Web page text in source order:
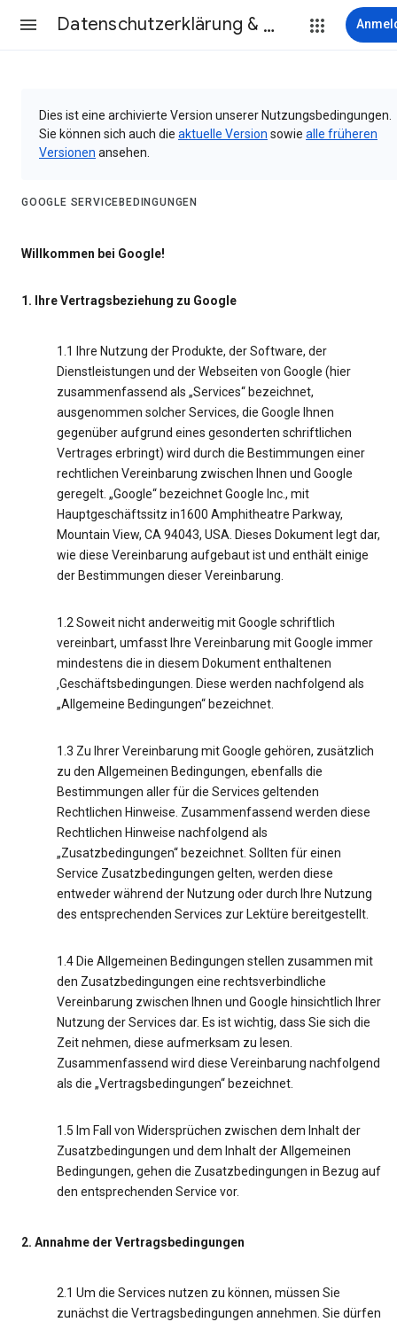
Datenschutzerklärung & Nutzungsbedingungen
Dies ist eine archivierte Version unserer Nutzungsbedingungen.
Sie können sich auch die aktuelle Version sowie alle früheren
Versionen ansehen.
GOOGLE SERVICEBEDINGUNGEN
Willkommen bei Google!
1. Ihre Vertragsbeziehung zu Google
1.1 Ihre Nutzung der Produkte, der Software, der
Dienstleistungen und der Webseiten von Google (hier
zusammenfassend als „Services“ bezeichnet,
ausgenommen solcher Services, die Google Ihnen
gegenüber aufgrund eines gesonderten schriftlichen
Vertrages erbringt) wird durch die Bestimmungen einer
rechtlichen Vereinbarung zwischen Ihnen und Google
geregelt. „Google“ bezeichnet Google Inc., mit
Hauptgeschäftssitz in1600 Amphitheatre Parkway,
Mountain View, CA 94043, USA. Dieses Dokument legt dar,
wie diese Vereinbarung aufgebaut ist und enthält einige
der Bestimmungen dieser Vereinbarung.
1.2 Soweit nicht anderweitig mit Google schriftlich
vereinbart, umfasst Ihre Vereinbarung mit Google immer
mindestens die in diesem Dokument enthaltenen
‚Geschäftsbedingungen. Diese werden nachfolgend als
„Allgemeine Bedingungen“ bezeichnet.
1.3 Zu Ihrer Vereinbarung mit Google gehören, zusätzlich
zu den Allgemeinen Bedingungen, ebenfalls die
Bestimmungen aller für die Services geltenden
Rechtlichen Hinweise. Zusammenfassend werden diese
Rechtlichen Hinweise nachfolgend als
„Zusatzbedingungen“ bezeichnet. Sollten für einen
Service Zusatzbedingungen gelten, werden diese
entweder während der Nutzung oder durch Ihre Nutzung
des entsprechenden Services zur Lektüre bereitgestellt.
1.4 Die Allgemeinen Bedingungen stellen zusammen mit
den Zusatzbedingungen eine rechtsverbindliche
Vereinbarung zwischen Ihnen und Google hinsichtlich Ihrer
Nutzung der Services dar. Es ist wichtig, dass Sie sich die
Zeit nehmen, diese aufmerksam zu lesen.
Zusammenfassend wird diese Vereinbarung nachfolgend
als die „Vertragsbedingungen“ bezeichnet.
1.5 Im Fall von Widersprüchen zwischen dem Inhalt der
Zusatzbedingungen und dem Inhalt der Allgemeinen
Bedingungen, gehen die Zusatzbedingungen in Bezug auf
den entsprechenden Service vor.
2. Annahme der Vertragsbedingungen
2.1 Um die Services nutzen zu können, müssen Sie
zunächst die Vertragsbedingungen annehmen. Sie dürfen